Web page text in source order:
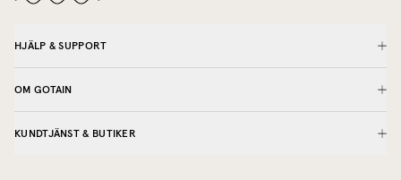
HJÄLP & SUPPORT
OM GOTAIN
KUNDTJÄNST & BUTIKER